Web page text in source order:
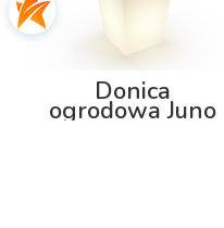
Donica
ogrodowa Juno